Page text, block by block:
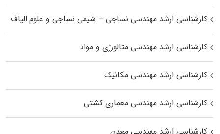
کارشناسی ارشد مهندسی نساجی – شیمی نساجی و علوم الیاف
کارشناسی ارشد مهندسی متالورژی و مواد
کارشناسی ارشد مهندسی مکانیک
کارشناسی ارشد مهندسی معماری کشتی
کارشناسی ارشد مهندسی معدن